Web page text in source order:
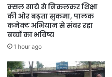
क्सल साये से निकलकर शिक्षा
की ओर बढ़ता सुकमा, पालक
कनेक्ट अभियान से संवर रहा
बच्चों का भविष्य
1 hour ago